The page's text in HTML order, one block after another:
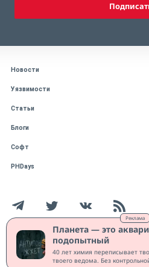
Реклама
Планета — это
подопытный
40 лет химия переписывает
твоего ведома. Без
Новости
Уязвимости
Статьи
Блоги
Софт
PHDays
Работает на CMS "1С-Битрикс: Управление
Защищено CURATOR